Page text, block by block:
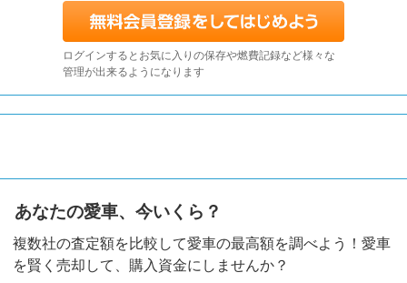
ログインするとお気に入りの保存や燃費記録など様々な
管理が出来るようになります
あなたの愛車、今いくら？
複数社の査定額を比較して愛車の最高額を調べよう！愛車
を賢く売却して、購入資金にしませんか？